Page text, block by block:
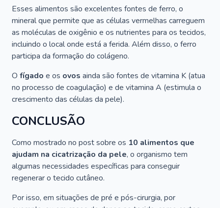
Esses alimentos são excelentes fontes de ferro, o
mineral que permite que as células vermelhas carreguem
as moléculas de oxigênio e os nutrientes para os tecidos,
incluindo o local onde está a ferida. Além disso, o ferro
participa da formação do colágeno.
O fígado e os ovos ainda são fontes de vitamina K (atua
no processo de coagulação) e de vitamina A (estimula o
crescimento das células da pele).
CONCLUSÃO
Como mostrado no post sobre os 10 alimentos que
ajudam na cicatrização da pele, o organismo tem
algumas necessidades específicas para conseguir
regenerar o tecido cutâneo.
Por isso, em situações de pré e pós-cirurgia, por